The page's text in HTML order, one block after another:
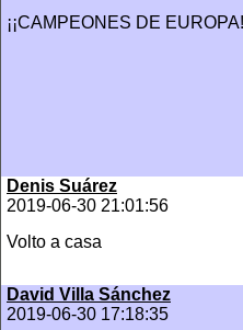
¡¡CAMPEONES DE
Denis Suárez
2019-06-30 21:01:56
Volto a casa
David Villa Sánchez
2019-06-30 17:18:35